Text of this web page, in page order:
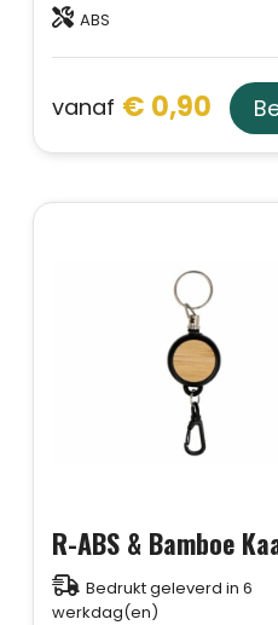
ABS
vanaf € 0,90
Bedrukt geleverd in 6
werkdag(en)